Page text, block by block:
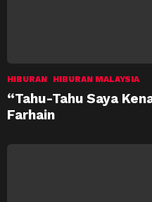
HIBURAN HIBURAN MALAYSIA
“Tahu-Tahu Saya
Farhain